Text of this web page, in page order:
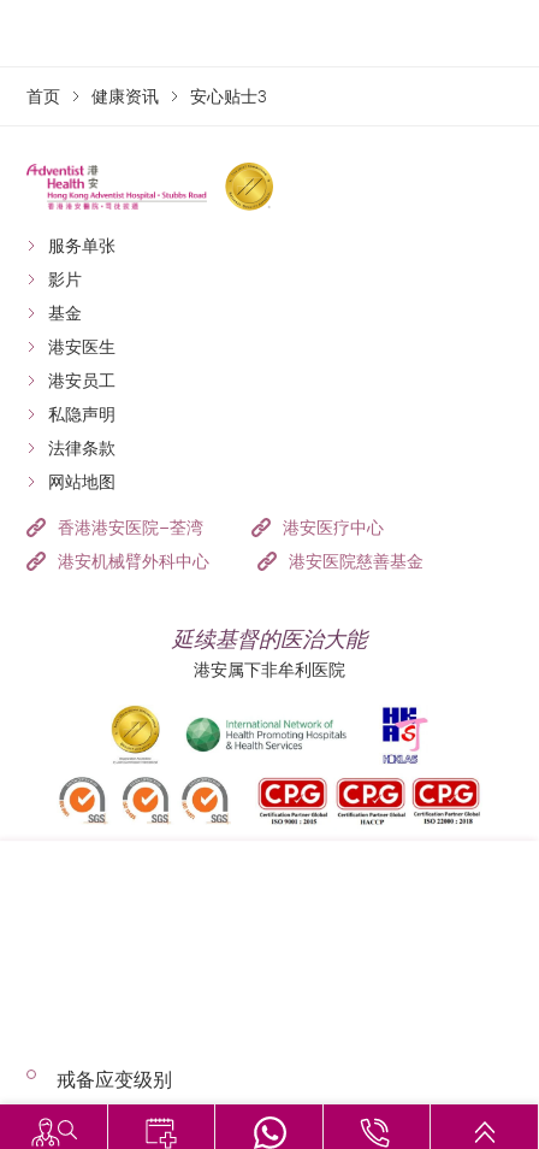
首页 健康资讯 安心贴士3
服务单张
影片
基金
港安医生
港安员工
私隐声明
法律条款
网站地图
香港港安医院–荃湾
港安医疗中心
港安机械臂外科中心
港安医院慈善基金
延续基督的医治大能
港安属下非牟利医院
© 2026 版权所有 © 港安医疗 保留一切权利
戒备应变级别
恶劣天气下的诊症安排